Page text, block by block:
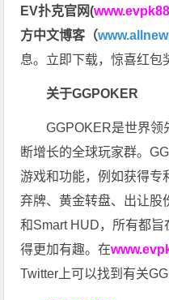
EV扑克官网(
方中文博客（
息。立即下载，惊喜红包
关于GGPOKER
GGPOKER是世界领
断增长的全球玩家群。
游戏和功能，例如获得专
弃牌、黄金转盘、出让股
和Smart HUD，所有都
得更加有趣。在
Twitter上可以找到有关